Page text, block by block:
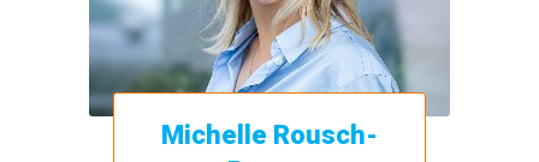
Michelle Rousch-